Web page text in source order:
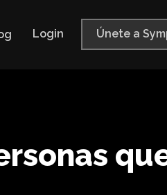
Login Únete a